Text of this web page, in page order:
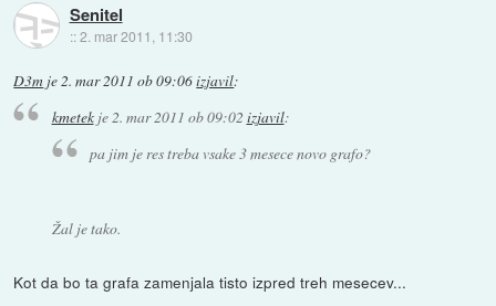
Senitel
::2. mar 2011, 11:30
D3m je 2. mar 2011 ob 09:06izjavil:
kmetekje2. mar 2011 ob 09:02 izjavil:
pa jim je res treba vsake 3 mesece novo grafo?
Žal je tako.
Kot da bo ta grafa zamenjala tisto izpred treh mesecev...